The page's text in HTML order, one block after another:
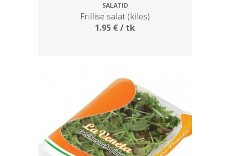
SALATID
Frillise salat (kiles)
1.95 €/ tk